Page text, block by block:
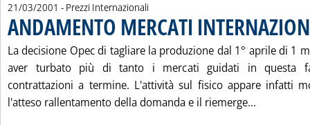
21/03/2001 - Prezzi Internazionali
ANDAMENTO MERCATI
La decisione Opec di tagliare la produzione dal 1° aprile di 1
aver turbato più di tanto i mercati guidati in questa
contrattazioni a termine. L'attività sul fisico appare infatti
l'atteso rallentamento della domanda e il riemerge...